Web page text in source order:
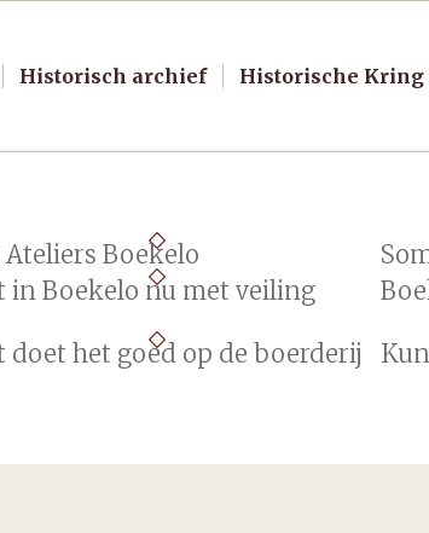
Historisch archief Historische Kring
Ateliers Boekelo
in Boekelo nu met veiling
doet het goed op de boerderij